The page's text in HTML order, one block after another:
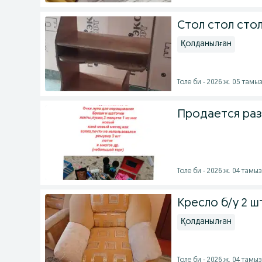
Стол стол стол
Қолданылған
Толе би - 2026 ж. 05 тамыз
Продается
Толе би - 2026 ж. 04 тамыз
Кресло б/у 2
Қолданылған
Толе би - 2026 ж. 04 тамыз